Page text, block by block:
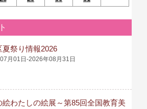
夏祭り情報2026
月01日-2026年08月31日
絵わたしの絵展～第85回全国教育美